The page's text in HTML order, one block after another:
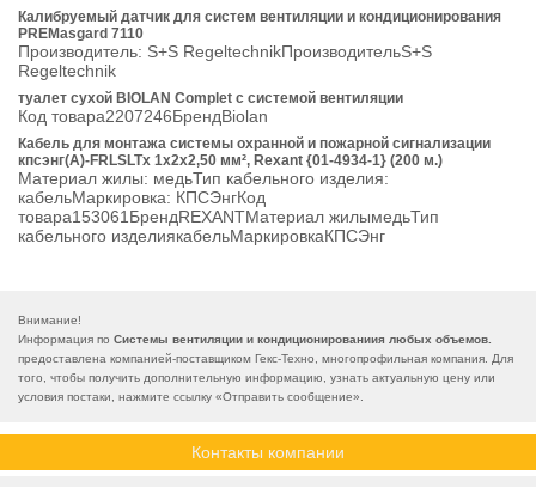
Калибруемый датчик для систем вентиляции и кондиционирования
PREMasgard 7110
Производитель: S+S RegeltechnikПроизводительS+S
Regeltechnik
туалет сухой BIOLAN Complet с системой вентиляции
Код товара2207246БрендBiolan
Кабель для монтажа системы охранной и пожарной сигнализации
кпсэнг(А)-FRLSLTx 1x2x2,50 мм², Rexant {01-4934-1} (200 м.)
Материал жилы: медьТип кабельного изделия:
кабельМаркировка: КПСЭнгКод
товара153061БрендREXANTМатериал жилымедьТип
кабельного изделиякабельМаркировкаКПСЭнг
Внимание!
Информация по Системы вентиляции и кондиционированиия любых объемов.
предоставлена компанией-поставщиком Гекс-Техно, многопрофильная компания. Для
того, чтобы получить дополнительную информацию, узнать актуальную цену или
условия постаки, нажмите ссылку «Отправить сообщение».
Контакты компании